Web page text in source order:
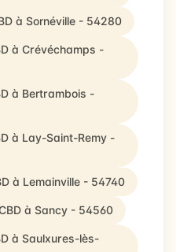
à Sornéville - 54280
à Crévéchamps -
à Bertrambois -
à Lay-Saint-Remy -
à Lemainville - 54740
à Sancy - 54560
à Saulxures-lès-